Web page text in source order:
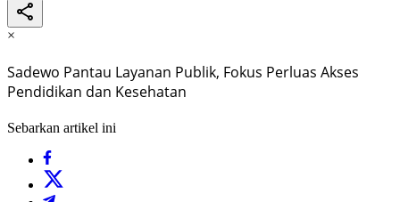
×
Sadewo Pantau Layanan Publik, Fokus Perluas Akses
Pendidikan dan Kesehatan
Sebarkan artikel ini